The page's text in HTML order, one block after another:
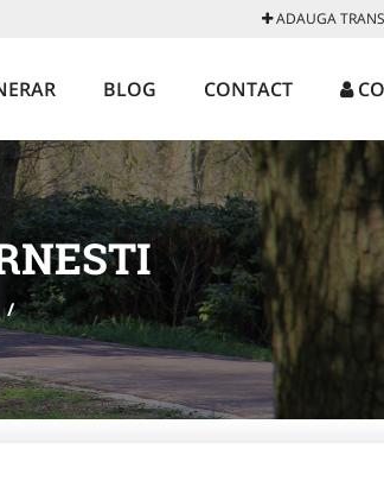
ADAUGA
BLOG CONTACT
/